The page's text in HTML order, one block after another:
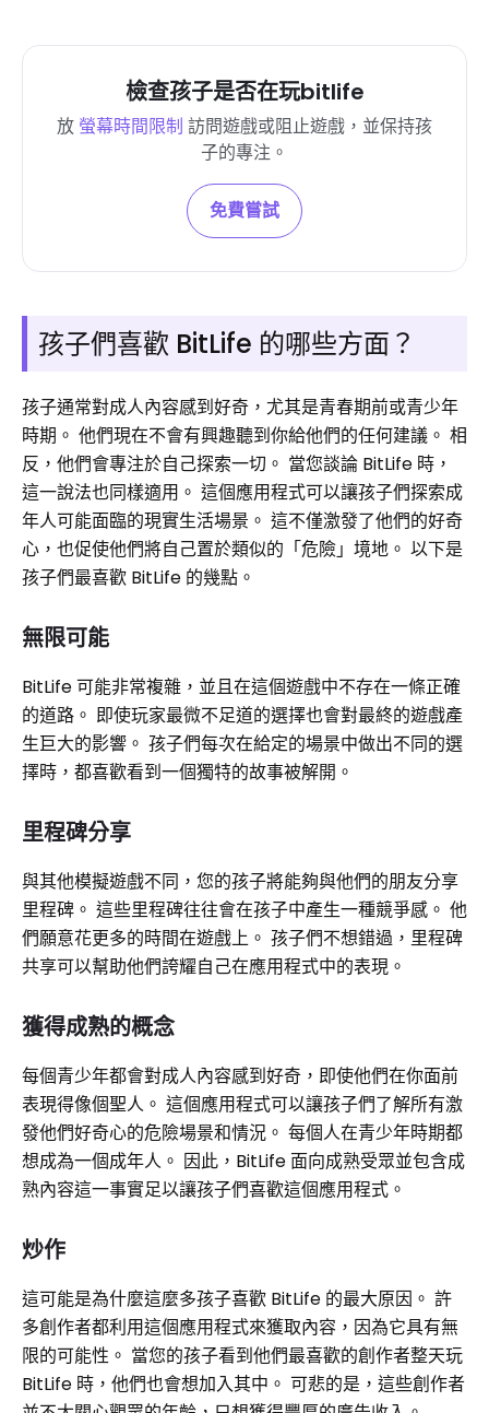
檢查孩子是否在玩bitlife
放 螢幕時間限制 訪問遊戲或阻止遊戲，並保持孩
子的專注。
免費嘗試
孩子們喜歡 BitLife 的哪些方面？
孩子通常對成人內容感到好奇，尤其是青春期前或青少年
時期。 他們現在不會有興趣聽到你給他們的任何建議。 相
反，他們會專注於自己探索一切。 當您談論 BitLife 時，
這一說法也同樣適用。 這個應用程式可以讓孩子們探索成
年人可能面臨的現實生活場景。 這不僅激發了他們的好奇
心，也促使他們將自己置於類似的「危險」境地。 以下是
孩子們最喜歡 BitLife 的幾點。
無限可能
BitLife 可能非常複雜，並且在這個遊戲中不存在一條正確
的道路。 即使玩家最微不足道的選擇也會對最終的遊戲產
生巨大的影響。 孩子們每次在給定的場景中做出不同的選
擇時，都喜歡看到一個獨特的故事被解開。
里程碑分享
與其他模擬遊戲不同，您的孩子將能夠與他們的朋友分享
里程碑。 這些里程碑往往會在孩子中產生一種競爭感。 他
們願意花更多的時間在遊戲上。 孩子們不想錯過，里程碑
共享可以幫助他們誇耀自己在應用程式中的表現。
獲得成熟的概念
每個青少年都會對成人內容感到好奇，即使他們在你面前
表現得像個聖人。 這個應用程式可以讓孩子們了解所有激
發他們好奇心的危險場景和情況。 每個人在青少年時期都
想成為一個成年人。 因此，BitLife 面向成熟受眾並包含成
熟內容這一事實足以讓孩子們喜歡這個應用程式。
炒作
這可能是為什麼這麼多孩子喜歡 BitLife 的最大原因。 許
多創作者都利用這個應用程式來獲取內容，因為它具有無
限的可能性。 當您的孩子看到他們最喜歡的創作者整天玩
BitLife 時，他們也會想加入其中。 可悲的是，這些創作者